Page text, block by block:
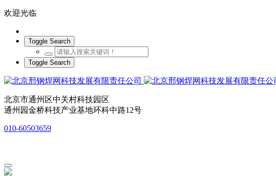
欢迎光临
Toggle Search
Toggle Search
北京市通州区中关村科技园区
通州园金桥科技产业基地环科中路12号
010-60503659